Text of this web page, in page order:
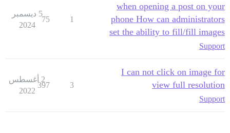
when opening a post on your
phone How can administrators
set the ability to fill/fill images
Support
1
75
5 ديسمبر
2024
I can not click on image for
view full resolution
Support
3
397
2 أغسطس
2022